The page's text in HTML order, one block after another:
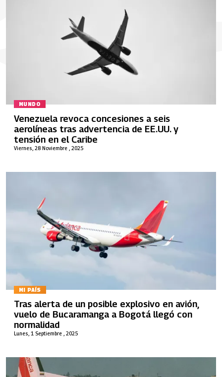
MUNDO
Viernes, 28 Noviembre , 2025
Venezuela revoca concesiones a seis
aerolíneas tras advertencia de EE.UU. y
tensión en el Caribe
MI PAÍS
Lunes, 1 Septiembre , 2025
Tras alerta de un posible explosivo en avión,
vuelo de Bucaramanga a Bogotá llegó con
normalidad